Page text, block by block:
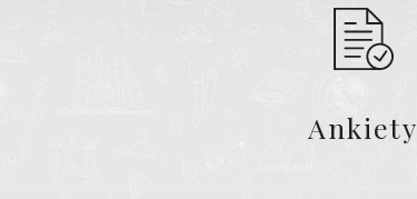
Ankiety